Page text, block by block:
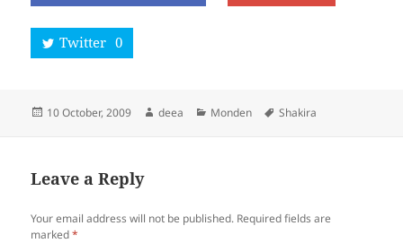
Twitter 0
Posted
10 October, 2009 Author
deea Categories
Monden Tags
Shakira
Leave a Reply
Your email address will not be published. Required fields are
marked*